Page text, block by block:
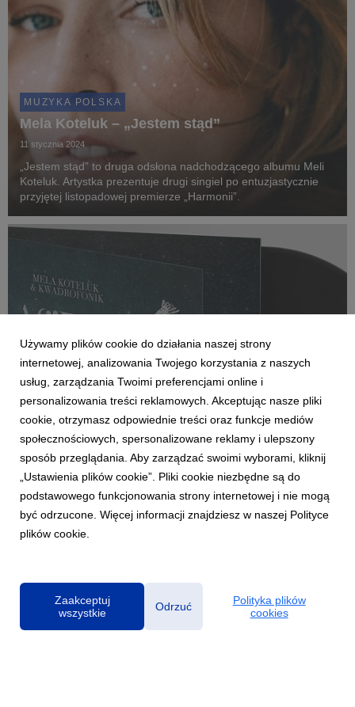
MUZYKA POLSKA
Mela Koteluk – „Jestem stąd”
11 stycznia 2024
„Jestem stąd” to druga odsłona nadchodzącego albumu Meli
Koteluk. Artystka prezentuje drugi singiel po entuzjastycznie
przyjętej listopadowej premierze „Harmonii”.
AKTUALNOŚCI
Wystartował pre-order winylowego wydania
albumu „Astronomia poety. Baczyński”
7 czerwca 2023
„Astronomia poety. Baczyński” w wykonaniu Meli Koteluk &
zespołu Kwadrofonik teraz do posłuchania na winylowym
krążku.
Używamy plików cookie do działania naszej strony
internetowej, analizowania Twojego korzystania z naszych
usług, zarządzania Twoimi preferencjami online i
personalizowania treści reklamowych. Akceptując nasze pliki
cookie, otrzymasz odpowiednie treści oraz funkcje mediów
społecznościowych, spersonalizowane reklamy i ulepszony
sposób przeglądania. Aby zarządzać swoimi wyborami, kliknij
„Ustawienia plików cookie”. Pliki cookie niezbędne są do
podstawowego funkcjonowania strony internetowej i nie mogą
być odrzucone. Więcej informacji znajdziesz w naszej Polityce
plików cookie.
Zaakceptuj
wszystkie
Odrzuć
Polityka plików
cookies